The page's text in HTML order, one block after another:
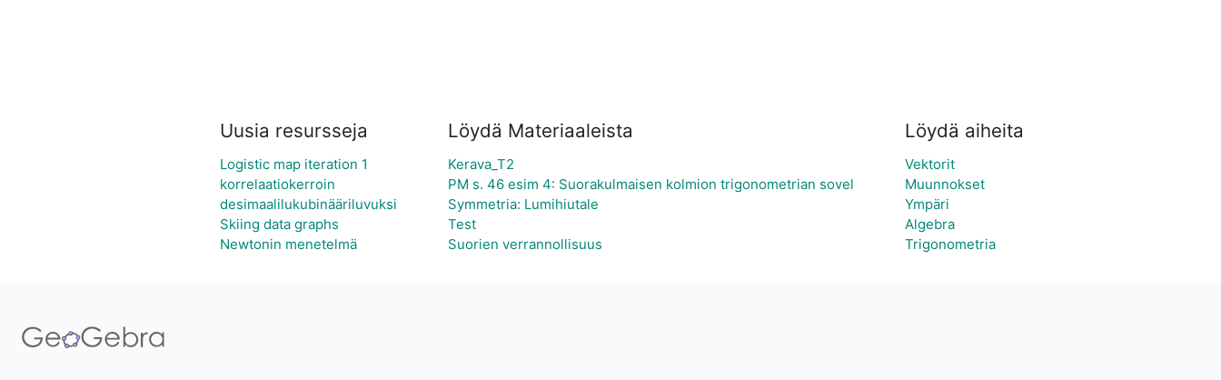
Uusia resursseja
Logistic map iteration 1
korrelaatiokerroin
desimaalilukubinääriluvuksi
Skiing data graphs
Newtonin menetelmä
Löydä Materiaaleista
Kerava_T2
PM s. 46 esim 4: Suorakulmaisen kolmion trigonometrian sovel
Symmetria: Lumihiutale
Test
Suorien verrannollisuus
Löydä aiheita
Vektorit
Muunnokset
Ympäri
Algebra
Trigonometria